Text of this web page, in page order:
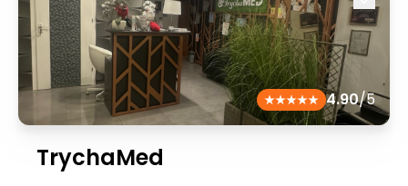
4.90/5
TrychaMed